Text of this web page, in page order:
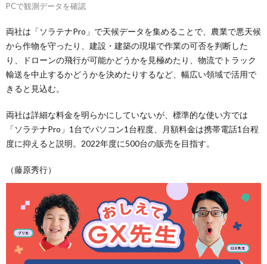
PCで観測データを確認
両社は「ソラテナPro」で天候データを集めることで、農業で悪天候
から作物を守ったり、建設・建築の現場で作業の可否を判断した
り、ドローンの飛行が可能かどうかを見極めたり、物流でトラック
輸送を中止するかどうかを決めたりするなど、幅広い領域で活用で
きると見込む。
両社は詳細な料金を明らかにしていないが、標準的な使い方では
「ソラテナPro」1台でパソコン1台程度、月額料金は携帯電話1台程
度に抑えると説明。2022年度に500台の販売を目指す。
（藤原秀行）